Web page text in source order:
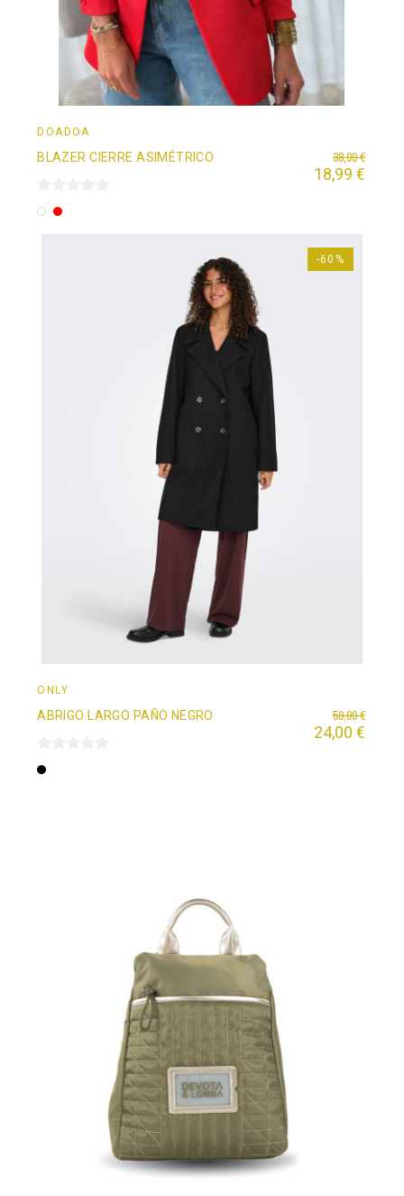
DOADOÄ
BLAZER CIERRE ASIMÉTRICO 38,99 €
18,99 €
Blanco
Rojo
ONLY
ABRIGO LARGO PAÑO NEGRO 59,99 €
24,00 €
-60%
Negro